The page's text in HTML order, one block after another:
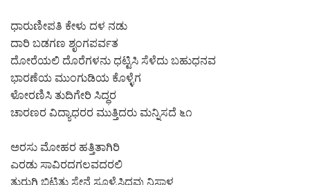
ಧಾರುಣೀಪತಿ ಕೇಳು ದಳ ನಡು
ದಾರಿ ಬಡಗಣ ಶೃಂಗಪರ್ವತ
ದೋರೆಯಲಿ ದೊರೆಗಳನು ಧಟ್ಟಿಸಿ ಸೆಳೆದು ಬಹುಧನವ
ಭಾರಣೆಯ ಮುಂಗುಡಿಯ ಕೊಳ್ಳೆಗ
ಳೋರಣಿಸಿ ತುದಿಗೇರಿ ಸಿದ್ಧರ
ಚಾರಣರ ವಿದ್ಯಾಧರರ ಮುತ್ತಿದರು ಮನ್ನಿಸದೆ ೬೧
ಅರಸು ಮೋಹರ ಹತ್ತಿತಾಗಿರಿ
ಎರಡು ಸಾವಿರದಗಲವದರಲಿ
ತುರುಗಿ ಬಿಟ್ಟಿತು ಸೇನೆ ಸೂಳೈಸಿದವು ನಿಸ್ಸಾಳ